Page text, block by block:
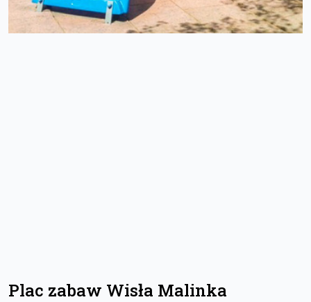
Plac zabaw Wisła Malinka